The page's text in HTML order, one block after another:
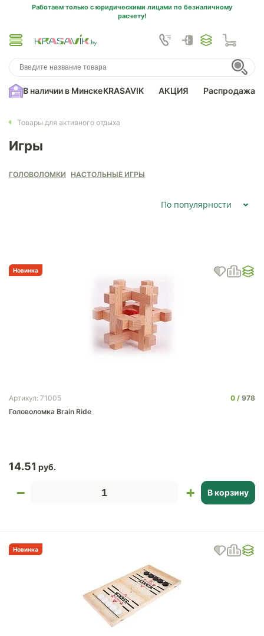
Работаем только с юридическими лицами по безналичному
расчету!
В наличии в МинскеKRASAVIK АКЦИЯ Распродажа
Товары для активного отдыха
Игры
ГОЛОВОЛОМКИ НАСТОЛЬНЫЕ ИГРЫ
По популярности
Новинка
Артикул: 71005 0
978
Головоломка Brain Ride
14.51
В корзину
Новинка